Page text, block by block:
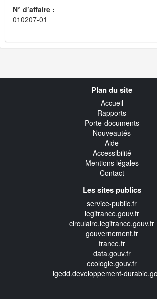
N° d’affaire :
010207-01
Plan du site
Accueil
Rapports
Porte-documents
Nouveautés
Aide
Accessibilité
Mentions légales
Contact
Les sites publics
service-public.fr
legifrance.gouv.fr
circulaire.legifrance.gouv.fr
gouvernement.fr
france.fr
data.gouv.fr
ecologie.gouv.fr
igedd.developpement-